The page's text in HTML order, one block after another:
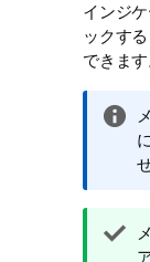
インジ
ックす
できます
情
ヒ